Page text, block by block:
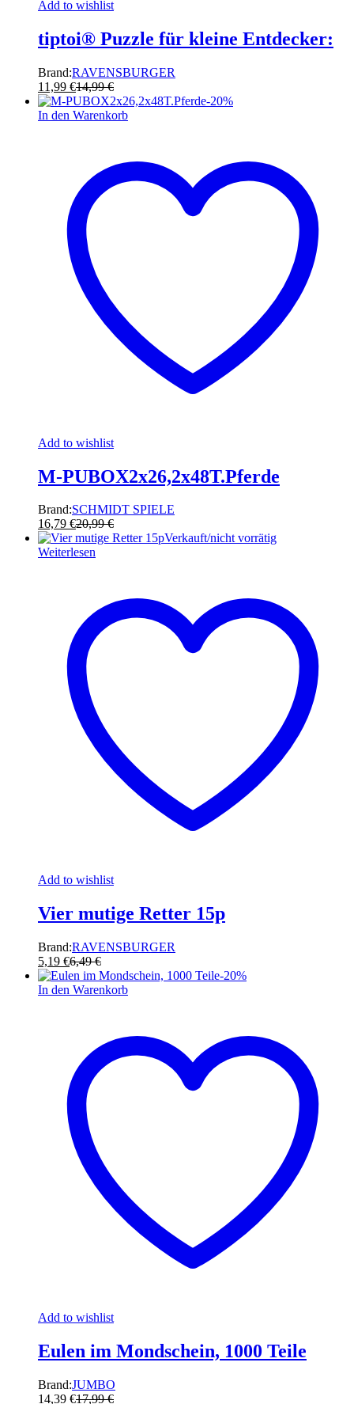
Add to wishlist
tiptoi® Puzzle für kleine Entdecker:
Brand:RAVENSBURGER
11,99 €14,99€
-20%
In den Warenkorb
Add to wishlist
M-PUBOX2x26,2x48T.Pferde
Brand:SCHMIDT SPIELE
16,79 €20,99€
Verkauft/nicht vorrätig
Weiterlesen
Add to wishlist
Vier mutige Retter 15p
Brand:RAVENSBURGER
5,19 €6,49€
-20%
In den Warenkorb
Add to wishlist
Eulen im Mondschein, 1000 Teile
Brand:JUMBO
14,39 €17,99€